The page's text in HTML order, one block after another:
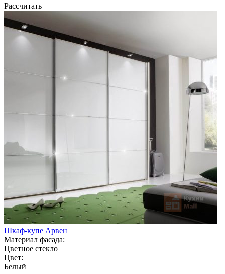
Рассчитать
Шкаф-купе Арвен
Материал фасада:
Цветное стекло
Цвет:
Белый